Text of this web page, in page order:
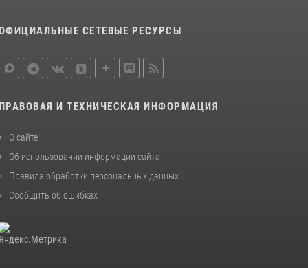
СЕТЕВЫЕ РЕСУРСЫ
ПРАВОВАЯ И ТЕХНИЧЕСКАЯ ИНФОРМАЦИЯ
О сайте
Об использовании информации сайта
Правила обработки персональных данных
Сообщить об ошибках